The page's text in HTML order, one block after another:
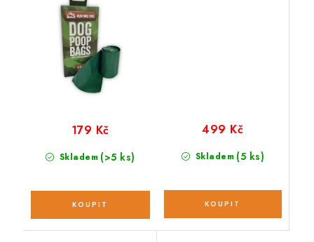
Skladem (>5 ks)
179 Kč
Skladem (5 ks)
499 Kč